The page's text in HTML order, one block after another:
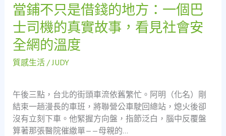
社
會
安
全
網？
當鋪不只是借錢的地方：一個巴
士司機的真實故事，看見社會安
全網的溫度
質感生活/JUDY
午後三點，台北的街頭車流依舊繁忙。阿明（化名）剛
結束一趟漫長的車班，將聯營公車駛回總站，熄火後卻
沒有立刻下車。他緊握方向盤，指節泛白，腦中反覆盤
算著那張醫院催繳單——母親的…
當
鋪
不
只
借
的
地
方：
一